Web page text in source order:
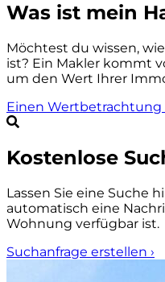
Was ist mein
Möchtest du wissen,
ist? Ein Makler kommt
um den Wert Ihrer
Einen Wertbetrachtung
Kostenlose
Lassen Sie eine Suche
automatisch eine
Wohnung verfügbar ist.
Suchanfrage erstellen ›